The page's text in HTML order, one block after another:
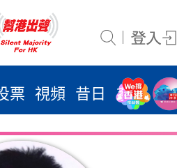
票 視頻 昔日 系列 活